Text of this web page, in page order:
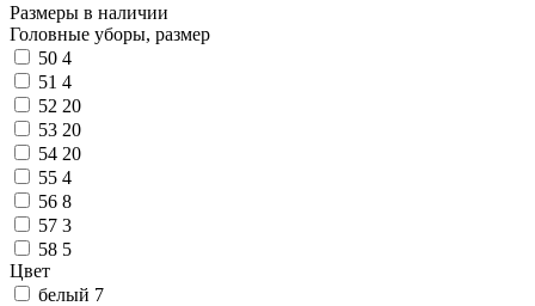
Размеры в наличии
Головные уборы, размер
50 4
51 4
52 20
53 20
54 20
55 4
56 8
57 3
58 5
Цвет
белый 7